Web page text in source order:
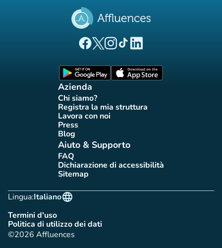
(nuova scheda)
(nuova scheda)
(nuova scheda)
(nuova scheda)
(nuova scheda)
Azienda
Chi siamo?(nuova scheda)
Registra la mia struttura
(nuova scheda)
Lavora con noi
(nuova scheda)
Press(nuova scheda)
Blog(nuova scheda)
Aiuto & Supporto
FAQ(nuova scheda)
Dichiarazione di accessibilità
(nuova scheda)
Sitemap(nuova scheda)
Lingua:
language
Italiano
Termini d'uso(nuova scheda)
Politica di utilizzo dei dati
(nuova scheda)
©2026 Affluences